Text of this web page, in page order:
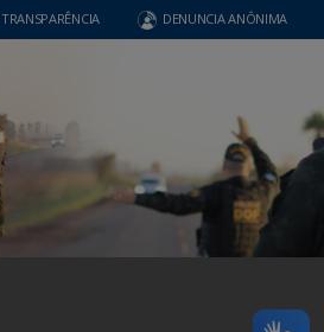
TRANSPARÊNCIA DENUNCIA ANÔNIMA